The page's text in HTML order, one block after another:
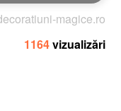
magice.ro
1164vizualizări